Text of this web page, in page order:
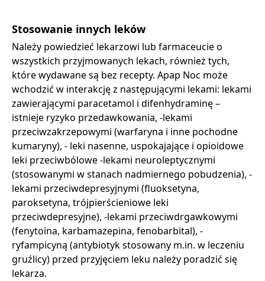
Stosowanie innych leków
Należy powiedzieć lekarzowi lub farmaceucie o
wszystkich przyjmowanych lekach, również tych,
które wydawane są bez recepty. Apap Noc może
wchodzić w interakcję z następującymi lekami: lekami
zawierającymi paracetamol i difenhydraminę –
istnieje ryzyko przedawkowania, -lekami
przeciwzakrzepowymi (warfaryna i inne pochodne
kumaryny), - leki nasenne, uspokajające i opioidowe
leki przeciwbólowe -lekami neuroleptycznymi
(stosowanymi w stanach nadmiernego pobudzenia), -
lekami przeciwdepresyjnymi (fluoksetyna,
paroksetyna, trójpierścieniowe leki
przeciwdepresyjne), -lekami przeciwdrgawkowymi
(fenytoina, karbamazepina, fenobarbital), -
ryfampicyną (antybiotyk stosowany m.in. w leczeniu
gruźlicy) przed przyjęciem leku należy poradzić się
lekarza.